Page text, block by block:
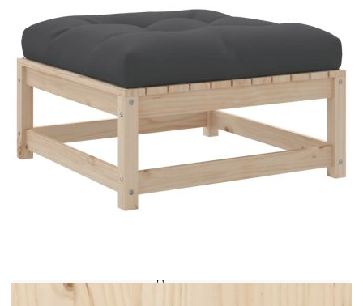
препоръчваме да ги защитите с водоустойчиво
покривало.
(необработена)
Товароносимост (на седалка): 110 кг
Необходим е монтаж
Ъглова седалка:
Размери: 70 x 70 x 67 см (Ш x Д x В)
Размери на седалката: 63,5 x 63,5 см (Ш x